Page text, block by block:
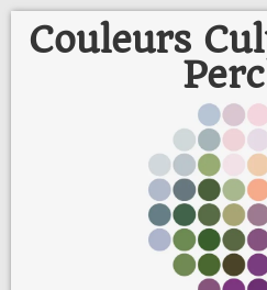
Couleurs